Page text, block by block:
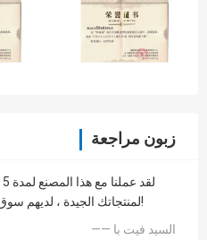
زبون مراجعة
لمنتجاتك الجيدة ، لديهم سوق جيد في فيتنام!
—— السيد فيت با